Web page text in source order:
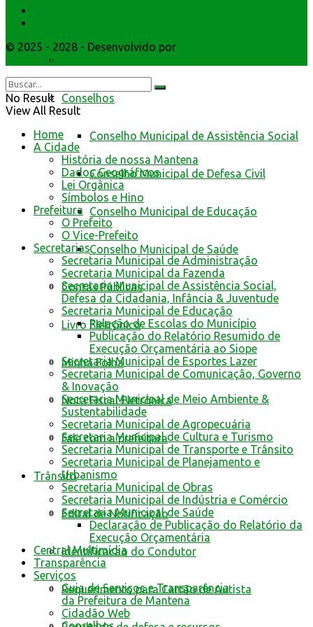
Conselhos
Conselho Municipal de Assistência Social
Conselho Municipal de Defesa Civil
Conselho Municipal de Educação
Conselho Municipal de Saúde
Contas Públicas
Livro Eletrônico
Minha Folha
Nota Fiscal Eletrônica
Fale com a prefeitura
Trânsito
Edital de Notificação
Identificacao do Condutor
Requerimento para Cartão de Autista
© 2025 - 2028 - Desenvolvido por
Interativas
No Result
View All Result
Home
A Cidade
História de nossa Mantena
Dados Geográficos
Lei Orgânica
Símbolos e Hino
Prefeitura
O Prefeito
O Vice-Prefeito
Secretarias
Secretaria Municipal de Administração
Secretaria Municipal da Fazenda
Secretaria Municipal de Assistência Social,
Defesa da Cidadania, Infância & Juventude
Secretaria Municipal de Educação
Relação de Escolas do Município
Publicação do Relatório Resumido de
Execução Orçamentária ao Siope
Secretaria Municipal de Esportes Lazer
Secretaria Municipal de Comunicação, Governo
& Inovação
Secretaria Municipal de Meio Ambiente &
Sustentabilidade
Secretaria Municipal de Agropecuária
Secretaria Municipal de Cultura e Turismo
Secretaria Municipal de Transporte e Trânsito
Secretaria Municipal de Planejamento e
Urbanismo
Secretaria Municipal de Obras
Secretaria Municipal de Indústria e Comércio
Secretaria Municipal de Saúde
Declaração de Publicação do Relatório da
Execução Orçamentária
Central Multimídia
Transparência
Serviços
Guia de Serviços e Transparência
da Prefeitura de Mantena
Cidadão Web